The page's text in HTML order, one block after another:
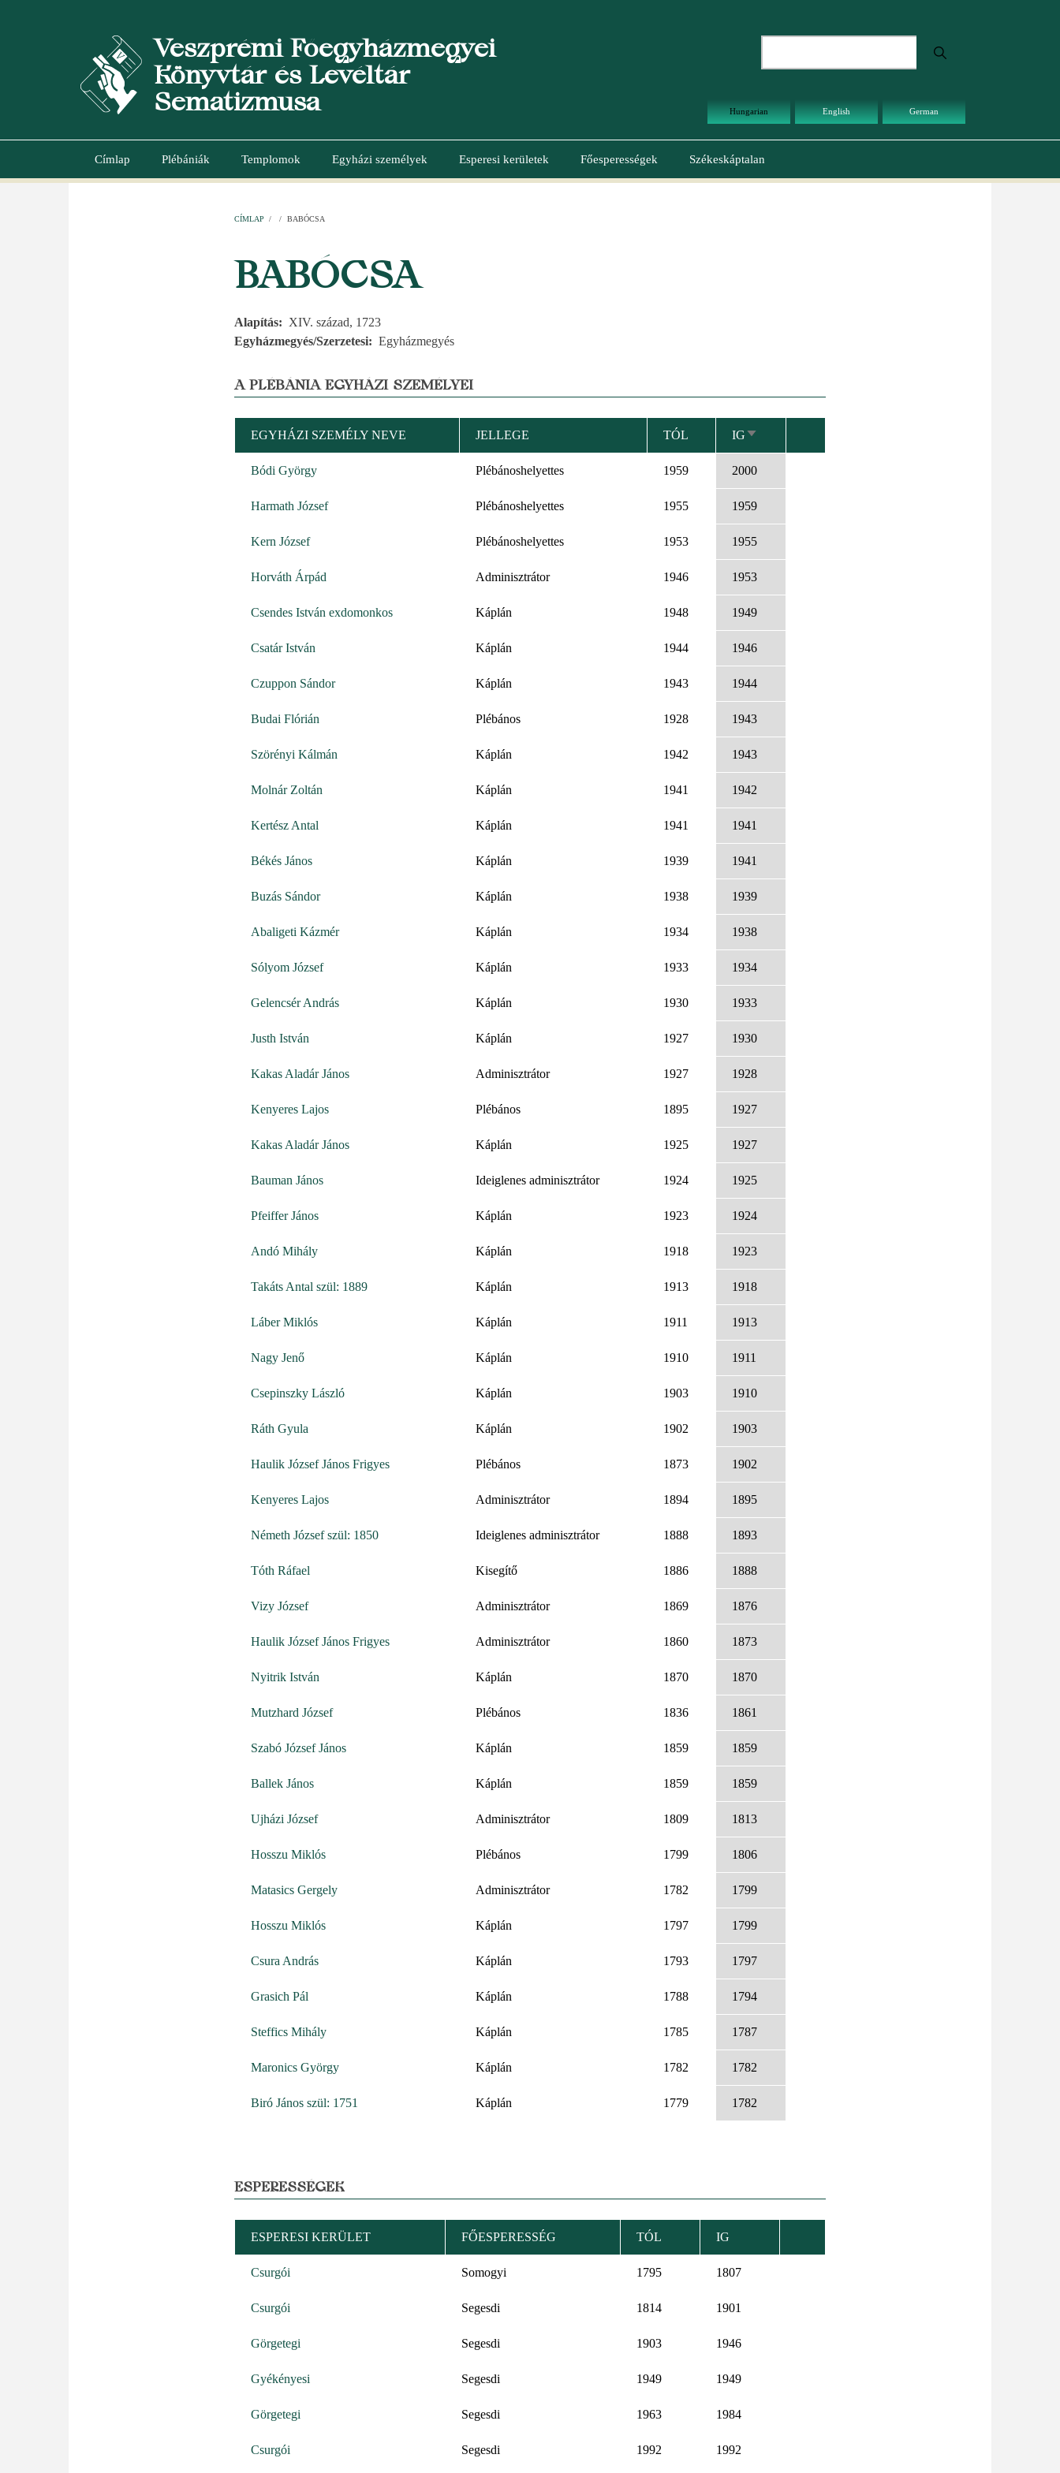
Veszprémi Főegyházmegyei
Könyvtár és Levéltár
Sematizmusa
Hungarian English German
Main
Címlap Plébániák Templomok Egyházi személyek Esperesi kerületek Főesperességek Székeskáptalan
CÍMLAP / / BABÓCSA
BABÓCSA
Alapítás
XIV. század, 1723
Egyházmegyés/Szerzetesi
Egyházmegyés
A PLÉBÁNIA EGYHÁZI SZEMÉLYEI
EGYHÁZI SZEMÉLY NEVE JELLEGE TÓL IGNÖVEKVŐ
RENDEZÉS
Bódi György
Plébánoshelyettes 1959 2000
Harmath József Plébánoshelyettes 1955 1959
Kern József Plébánoshelyettes 1953 1955
Horváth Árpád Adminisztrátor 1946 1953
Csendes István exdomonkos Káplán 1948 1949
Csatár István Káplán 1944 1946
Czuppon Sándor Káplán 1943 1944
Budai Flórián Plébános 1928 1943
Szörényi Kálmán Káplán 1942 1943
Molnár Zoltán Káplán 1941 1942
Kertész Antal Káplán 1941 1941
Békés János Káplán 1939 1941
Buzás Sándor Káplán 1938 1939
Abaligeti Kázmér Káplán 1934 1938
Sólyom József Káplán 1933 1934
Gelencsér András Káplán 1930 1933
Justh István Káplán 1927 1930
Kakas Aladár János Adminisztrátor 1927 1928
Kenyeres Lajos Plébános 1895 1927
Kakas Aladár János Káplán 1925 1927
Bauman János Ideiglenes adminisztrátor 1924 1925
Pfeiffer János Káplán 1923 1924
Andó Mihály Káplán 1918 1923
Takáts Antal szül: 1889 Káplán 1913 1918
Láber Miklós Káplán 1911 1913
Nagy Jenő Káplán 1910 1911
Csepinszky László Káplán 1903 1910
Ráth Gyula Káplán 1902 1903
Haulik József János Frigyes Plébános 1873 1902
Kenyeres Lajos Adminisztrátor 1894 1895
Németh József szül: 1850 Ideiglenes adminisztrátor 1888 1893
Tóth Ráfael Kisegítő 1886 1888
Vizy József Adminisztrátor 1869 1876
Haulik József János Frigyes Adminisztrátor 1860 1873
Nyitrik István Káplán 1870 1870
Mutzhard József Plébános 1836 1861
Szabó József János Káplán 1859 1859
Ballek János Káplán 1859 1859
Ujházi József Adminisztrátor 1809 1813
Hosszu Miklós Plébános 1799 1806
Matasics Gergely Adminisztrátor 1782 1799
Hosszu Miklós Káplán 1797 1799
Csura András Káplán 1793 1797
Grasich Pál Káplán 1788 1794
Steffics Mihály Káplán 1785 1787
Maronics György Káplán 1782 1782
Biró János szül: 1751 Káplán 1779 1782
ESPERESSÉGEK
ESPERESI KERÜLET FŐESPERESSÉG TÓL IG
Csurgói Somogyi 1795 1807
Csurgói Segesdi 1814 1901
Görgetegi Segesdi 1903 1946
Gyékényesi Segesdi 1949 1949
Görgetegi Segesdi 1963 1984
Csurgói Segesdi 1992 1992